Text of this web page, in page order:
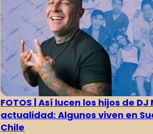
FOTOS | Así lucen los hijos de
actualidad: Algunos viven en
Chile